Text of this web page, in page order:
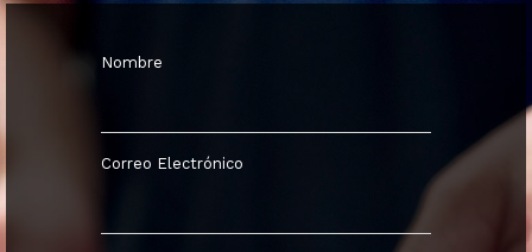
Nombre
Correo Electrónico